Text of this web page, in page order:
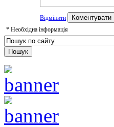
Відмінити
* Необхідна інформація